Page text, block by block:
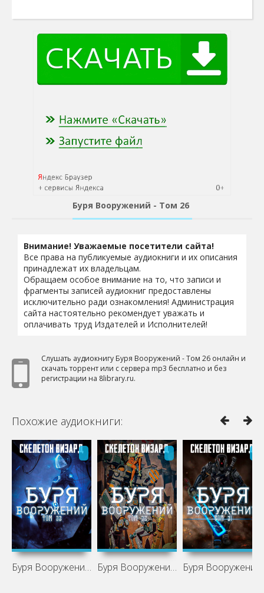
Буря Вооружений - Том 26
Внимание! Уважаемые посетители сайта!
Все права на публикуемые аудиокниги и их описания
принадлежат их владельцам.
Обращаем особое внимание на то, что записи и
фрагменты записей аудиокниг предоставлены
исключительно ради ознакомления! Администрация
сайта настоятельно рекомендует уважать и
оплачивать труд Издателей и Исполнителей!
Слушать аудиокнигу Буря Вооружений - Том 26 онлайн и
скачать торрент или с сервера mp3 бесплатно и без
регистрации на 8library.ru.
Похожие аудиокниги:
Буря Вооружений - Том 33 Буря Вооружений - Том 32